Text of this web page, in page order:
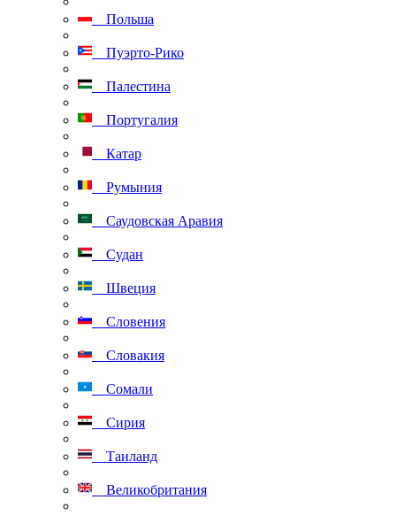
Польша
Пуэрто-Рико
Палестина
Португалия
Катар
Румыния
Саудовская Аравия
Судан
Швеция
Словения
Словакия
Сомали
Сирия
Таиланд
Великобритания